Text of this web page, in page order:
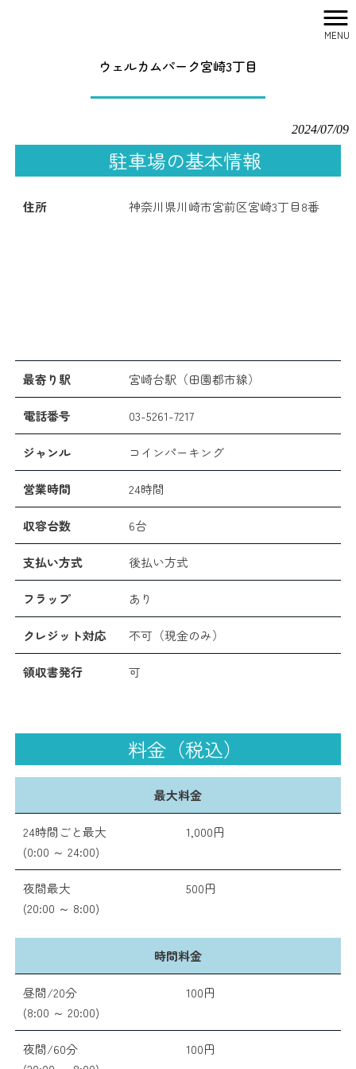
MENU
ウェルカムパーク宮崎3丁目
ウェルカムパーク宮崎3丁目
2024/07/09
駐車場の基本情報
住所 神奈川県川崎市宮前区宮崎3丁目8番
最寄り駅 宮崎台駅（田園都市線）
電話番号 03-5261-7217
ジャンル コインパーキング
営業時間 24時間
収容台数 6台
支払い方式 後払い方式
フラップ あり
クレジット対応 不可（現金のみ）
領収書発行 可
料金（税込）
最大料金
24時間ごと最大
(0:00 ～ 24:00)
1,000円
夜間最大
(20:00 ～ 8:00)
500円
時間料金
昼間/20分
(8:00 ～ 20:00)
100円
夜間/60分
100円